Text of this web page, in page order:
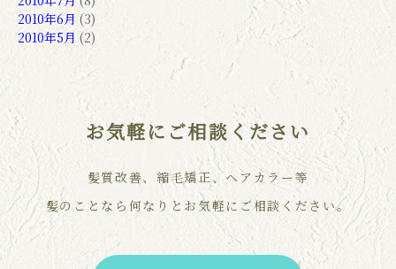
2010年6月 (3)
2010年5月 (2)
お気軽にご相談ください
髪質改善、縮毛矯正、ヘアカラー等
髪のことなら何なりとお気軽にご相談ください。